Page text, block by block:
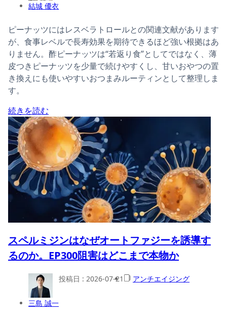
結城 優衣
ピーナッツにはレスベラトロールとの関連文献があります
が、食事レベルで長寿効果を期待できるほど強い根拠はあ
りません。酢ピーナッツは“若返り食”としてではなく、薄
皮つきピーナッツを少量で続けやすくし、甘いおやつの置
き換えにも使いやすいおつまみルーティンとして整理しま
す。
続きを読む
スペルミジンはなぜオートファジーを誘導す
るのか。EP300阻害はどこまで本物か
三島 誠一
投稿日 : 2026-07-21 アンチエイジング